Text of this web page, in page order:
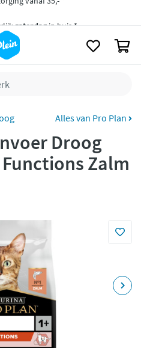
zaterdag
retourneren
Klarna
Alles van Pro Plan
Droog
Zalm